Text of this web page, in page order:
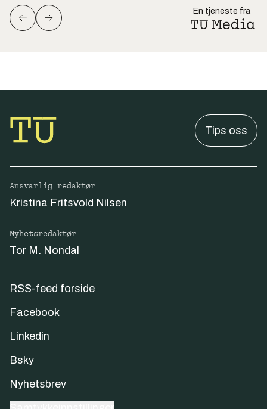
En tjeneste fra
Tips oss
Ansvarlig redaktør
Kristina Fritsvold Nilsen
Nyhetsredaktør
Tor M. Nondal
RSS-feed forside
Facebook
Linkedin
Bsky
Nyhetsbrev